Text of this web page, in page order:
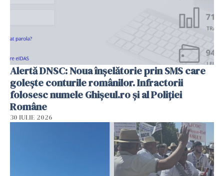
Alertă DNSC: Noua înșelătorie prin SMS care
golește conturile românilor. Infractorii
folosesc numele Ghișeul.ro și al Poliției
Române
30 IULIE 2026